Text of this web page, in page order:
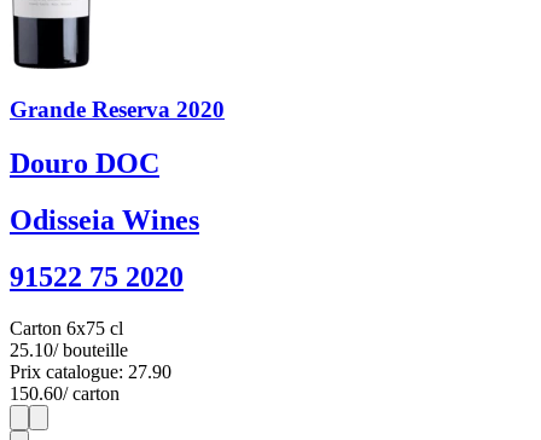
Grande Reserva 2020
Douro DOC
Odisseia Wines
91522 75 2020
Carton 6x75 cl
25.10/ bouteille
Prix catalogue: 27.90
150.60/ carton
1